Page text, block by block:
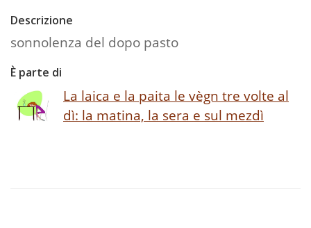
Descrizione
sonnolenza del dopo pasto
È parte di
La laica e la paita le vègn tre volte al
dì: la matina, la sera e sul mezdì